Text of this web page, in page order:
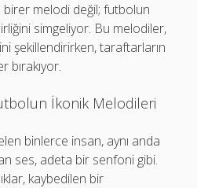
birer melodi değil; futbolun
simgeliyor. Bu melodiler,
şekillendirirken, taraftarların
bırakıyor.
İkonik Melodileri
binlerce insan, aynı anda
ses, adeta bir senfoni gibi.
kaybedilen bir